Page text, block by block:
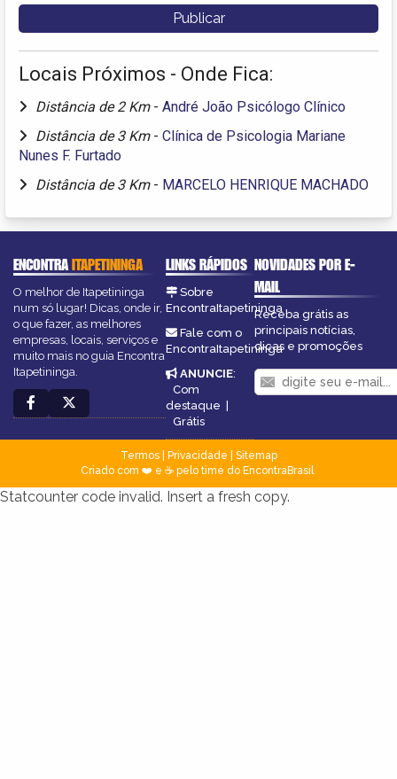
Locais Próximos - Onde Fica:
Distância de 2 Km - André João Psicólogo Clínico
Distância de 3 Km - Clínica de Psicologia Mariane
Nunes F. Furtado
Distância de 3 Km - MARCELO HENRIQUE MACHADO
ENCONTRAITAPETININGA
O melhor de Itapetininga
num só lugar! Dicas, onde ir,
o que fazer, as melhores
empresas, locais, serviços e
muito mais no guia Encontra
Itapetininga.
LINKS RÁPIDOS
Sobre
EncontraItapetininga
Fale com o
EncontraItapetininga
ANUNCIE:
Com
destaque |
Grátis
NOVIDADES POR E-
MAIL
Receba grátis as
principais notícias,
dicas e promoções
Termos| Privacidade
Sitemap
Criado com ❤️ e ☕ pelo time do EncontraBrasil
Statcounter code invalid. Insert a fresh copy.